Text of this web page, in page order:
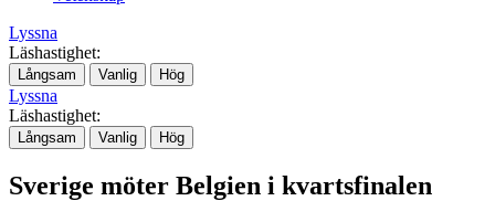
Lyssna
Läshastighet:
Långsam Vanlig Hög
Lyssna
Läshastighet:
Långsam Vanlig Hög
Sverige möter Belgien i kvartsfinalen